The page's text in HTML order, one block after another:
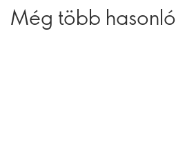
Még több hasonló